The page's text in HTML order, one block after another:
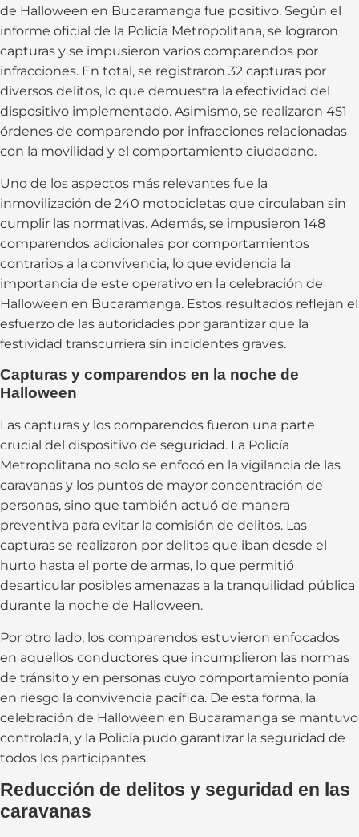
de Halloween en Bucaramanga fue positivo. Según el
informe oficial de la Policía Metropolitana, se lograron
capturas y se impusieron varios comparendos por
infracciones. En total, se registraron 32 capturas por
diversos delitos, lo que demuestra la efectividad del
dispositivo implementado. Asimismo, se realizaron 451
órdenes de comparendo por infracciones relacionadas
con la movilidad y el comportamiento ciudadano.
Uno de los aspectos más relevantes fue la
inmovilización de 240 motocicletas que circulaban sin
cumplir las normativas. Además, se impusieron 148
comparendos adicionales por comportamientos
contrarios a la convivencia, lo que evidencia la
importancia de este operativo en la celebración de
Halloween en Bucaramanga. Estos resultados reflejan el
esfuerzo de las autoridades por garantizar que la
festividad transcurriera sin incidentes graves.
Capturas y comparendos en la noche de
Halloween
Las capturas y los comparendos fueron una parte
crucial del dispositivo de seguridad. La Policía
Metropolitana no solo se enfocó en la vigilancia de las
caravanas y los puntos de mayor concentración de
personas, sino que también actuó de manera
preventiva para evitar la comisión de delitos. Las
capturas se realizaron por delitos que iban desde el
hurto hasta el porte de armas, lo que permitió
desarticular posibles amenazas a la tranquilidad pública
durante la noche de Halloween.
Por otro lado, los comparendos estuvieron enfocados
en aquellos conductores que incumplieron las normas
de tránsito y en personas cuyo comportamiento ponía
en riesgo la convivencia pacífica. De esta forma, la
celebración de Halloween en Bucaramanga se mantuvo
controlada, y la Policía pudo garantizar la seguridad de
todos los participantes.
Reducción de delitos y seguridad en las
caravanas